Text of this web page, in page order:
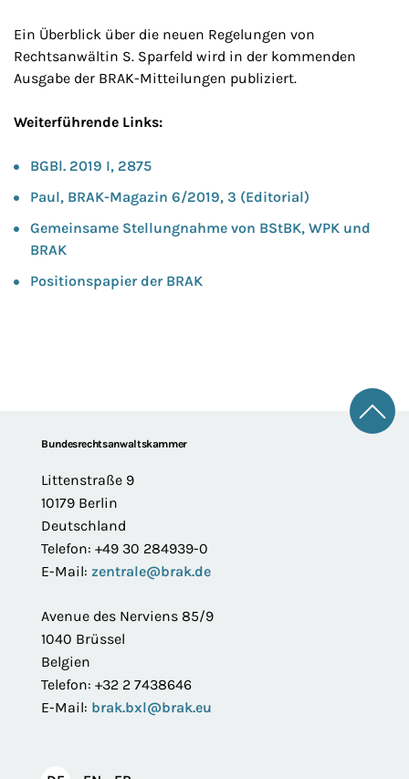
Ein Überblick über die neuen Regelungen von
Rechtsanwältin S. Sparfeld wird in der kommenden
Ausgabe der BRAK-Mitteilungen publiziert.
Weiterführende Links:
BGBl. 2019 I, 2875
Paul, BRAK-Magazin 6/2019, 3 (Editorial)
Gemeinsame Stellungnahme von BStBK, WPK und
BRAK
Positionspapier der BRAK
FooterBundesrechtsanwaltskammer
Littenstraße 9
10179 Berlin
Deutschland
Telefon: +49 30 284939-0
E-Mail: zentrale@brak.de
Avenue des Nerviens 85/9
1040 Brüssel
Belgien
Telefon: +32 2 7438646
E-Mail: brak.bxl@brak.eu